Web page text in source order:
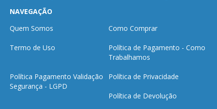
NAVEGAÇÃO
Quem Somos
Como Comprar
Termo de Uso
Política de Pagamento - Como
Trabalhamos
Política Pagamento Validação
Segurança - LGPD
Política de Privacidade
Política de Devolução